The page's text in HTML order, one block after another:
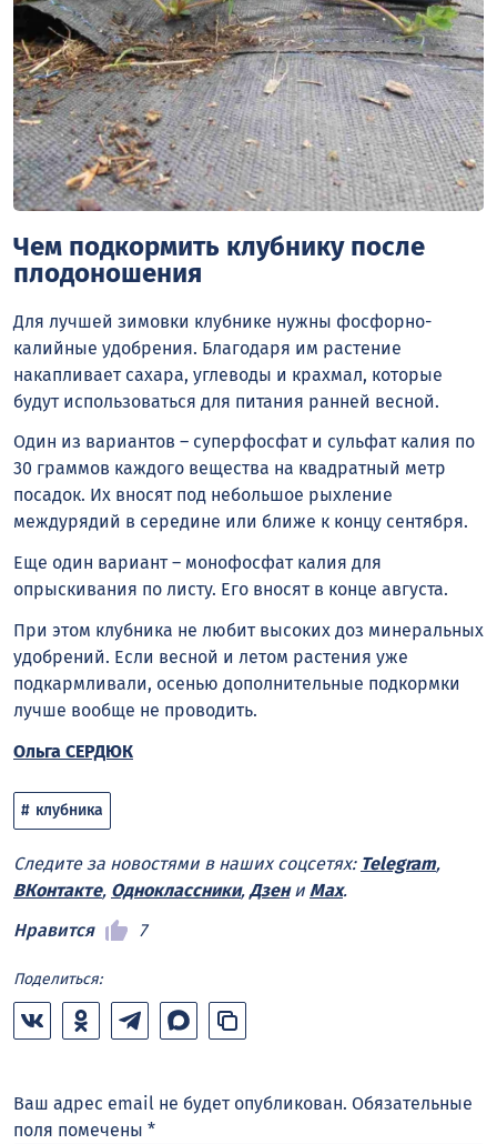
Чем подкормить клубнику после
плодоношения
Для лучшей зимовки клубнике нужны фосфорно-
калийные удобрения. Благодаря им растение
накапливает сахара, углеводы и крахмал, которые
будут использоваться для питания ранней весной.
Один из вариантов – суперфосфат и сульфат калия по
30 граммов каждого вещества на квадратный метр
посадок. Их вносят под небольшое рыхление
междурядий в середине или ближе к концу сентября.
Еще один вариант – монофосфат калия для
опрыскивания по листу. Его вносят в конце августа.
При этом клубника не любит высоких доз минеральных
удобрений. Если весной и летом растения уже
подкармливали, осенью дополнительные подкормки
лучше вообще не проводить.
Ольга СЕРДЮК
клубника
Следите за новостями в наших соцсетях: Telegram,
ВКонтакте, Одноклассники, Дзени Max.
Нравится
7
Поделиться:
Ваш адрес email не будет опубликован. Обязательные
поля помечены *